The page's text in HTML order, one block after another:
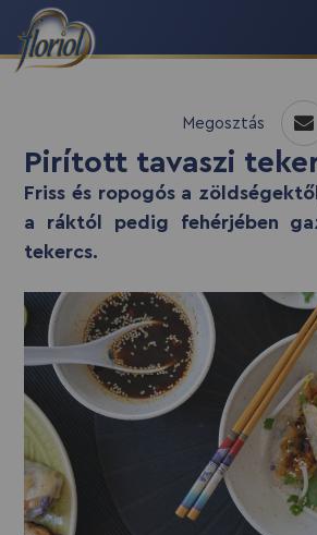
recept script
Megosztás
Pirított tavaszi
Friss és ropogós a
a ráktól pedig fehérjében
tekercs.